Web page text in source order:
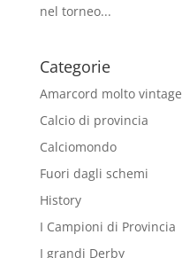
nel torneo...
Categorie
Amarcord molto vintage
Calcio di provincia
Calciomondo
Fuori dagli schemi
History
I Campioni di Provincia
I grandi Derby